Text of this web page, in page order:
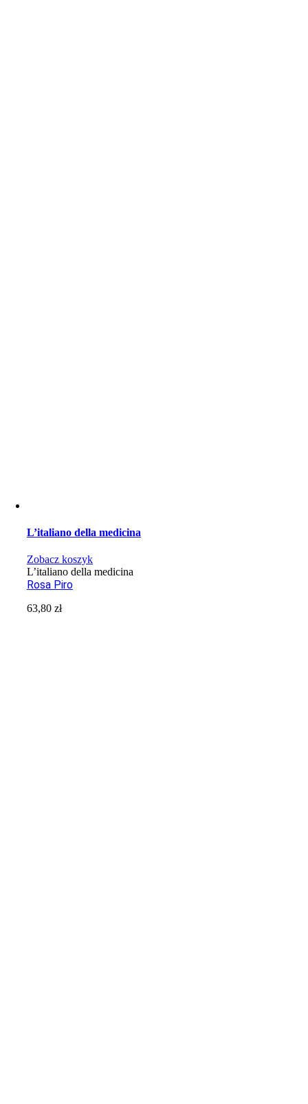
L’italiano della medicina
Zobacz koszyk
L’italiano della medicina
Rosa Piro
63,80zł